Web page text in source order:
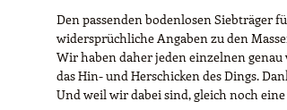
Den passenden bodenlosen Siebträger
widersprüchliche Angaben zu den
Wir haben daher jeden einzelnen
das Hin- und Herschicken des Dings.
Und weil wir dabei sind, gleich noch